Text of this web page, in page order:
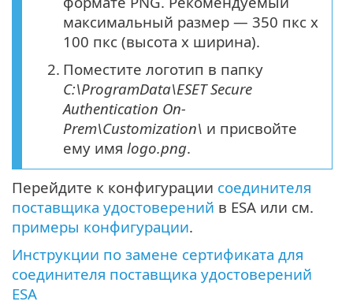
максимальный размер — 350 пкс х
100 пкс (высота х ширина).
2. Поместите логотип в папку
C:\ProgramData\ESET Secure
Authentication On-
Prem\Customization\ и присвойте
ему имя logo.png.
Перейдите к конфигурации соединителя
поставщика удостоверений в ESA или см.
примеры конфигурации.
Инструкции по замене сертификата для
соединителя поставщика удостоверений
ESA